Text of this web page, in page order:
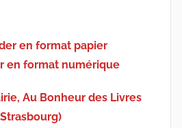
en format papier
en format numérique
Au Bonheur des Livres